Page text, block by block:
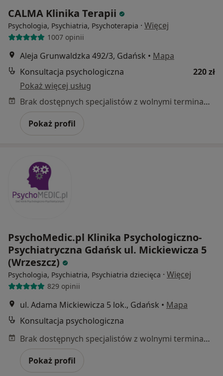
CALMA Klinika Terapii
Psychologia, Psychiatria, Psychoterapia · Więcej
1007 opinii
Aleja Grunwaldzka 492/3, Gdańsk • Mapa
Konsultacja psychologiczna
220 zł
Pokaż więcej usług
Brak dostępnych specjalistów z wolnymi terminami w tym centrum medycznym.
Pokaż profil
PsychoMedic.pl Klinika Psychologiczno-
Psychiatryczna Gdańsk ul. Mickiewicza 5
(Wrzeszcz)
Psychologia, Psychiatria, Psychiatria dziecięca · Więcej
829 opinii
ul. Adama Mickiewicza 5 lok., Gdańsk • Mapa
Konsultacja psychologiczna
Brak dostępnych specjalistów z wolnymi terminami w tym centrum medycznym.
Pokaż profil